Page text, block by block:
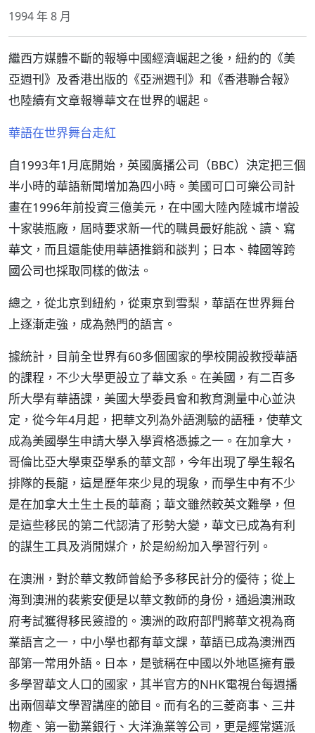
1994 年 8 月
繼西方媒體不斷的報導中國經濟崛起之後，紐約的《美
亞週刊》及香港出版的《亞洲週刊》和《香港聯合報》
也陸續有文章報導華文在世界的崛起。
華語在世界舞台走紅
自1993年1月底開始，英國廣播公司（BBC）決定把三個
半小時的華語新聞增加為四小時。美國可口可樂公司計
畫在1996年前投資三億美元，在中國大陸內陸城市增設
十家裝瓶廠，屆時要求新一代的職員最好能說、讀、寫
華文，而且還能使用華語推銷和談判；日本、韓國等跨
國公司也採取同樣的做法。
總之，從北京到紐約，從東京到雪梨，華語在世界舞台
上逐漸走強，成為熱門的語言。
據統計，目前全世界有60多個國家的學校開設教授華語
的課程，不少大學更設立了華文系。在美國，有二百多
所大學有華語課，美國大學委員會和教育測量中心並決
定，從今年4月起，把華文列為外語測驗的語種，使華文
成為美國學生申請大學入學資格憑據之一。在加拿大，
哥倫比亞大學東亞學系的華文部，今年出現了學生報名
排隊的長龍，這是歷年來少見的現象，而學生中有不少
是在加拿大土生土長的華裔；華文雖然較英文難學，但
是這些移民的第二代認清了形勢大變，華文已成為有利
的謀生工具及消閒媒介，於是紛紛加入學習行列。
在澳洲，對於華文教師曾給予多移民計分的優待；從上
海到澳洲的裴紫安便是以華文教師的身份，通過澳洲政
府考試獲得移民簽證的。澳洲的政府部門將華文視為商
業語言之一，中小學也都有華文課，華語已成為澳洲西
部第一常用外語。日本，是號稱在中國以外地區擁有最
多學習華文人口的國家，其半官方的NHK電視台每週播
出兩個華文學習講座的節目。而有名的三菱商事、三井
物產、第一勸業銀行、大洋漁業等公司，更是經常選派